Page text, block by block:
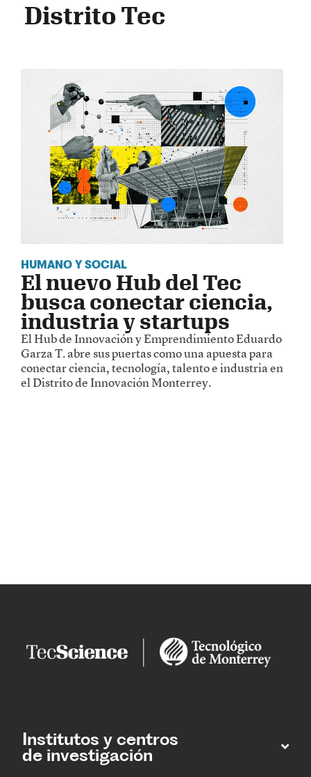
Distrito Tec
HUMANO Y SOCIAL
El nuevo Hub del Tec
busca conectar ciencia,
industria y startups
El Hub de Innovación y Emprendimiento Eduardo
Garza T. abre sus puertas como una apuesta para
conectar ciencia, tecnología, talento e industria en
el Distrito de Innovación Monterrey.
Institutos y centros
de investigación